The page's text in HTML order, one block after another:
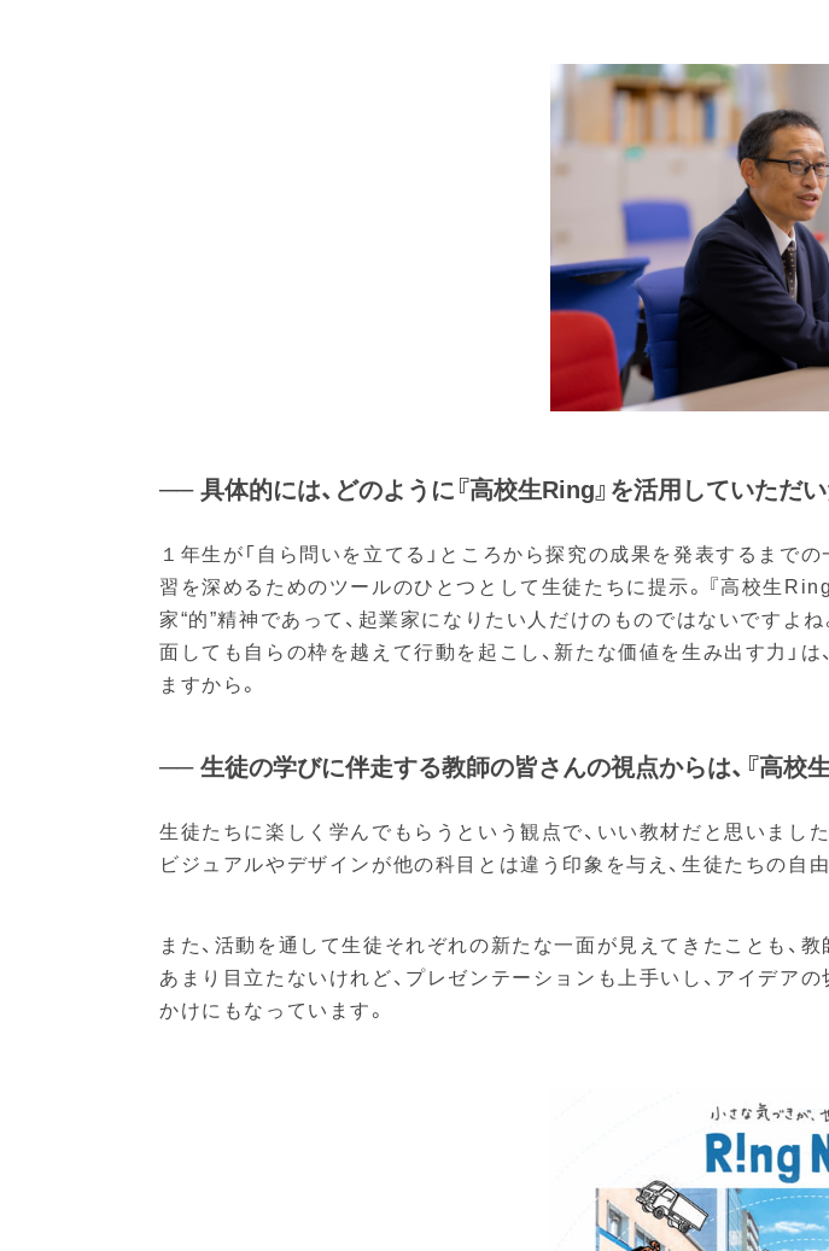
── 具体的には、どのように『高校生Ring』を活用していただい
１年生が「自ら問いを立てる」ところから探究の成果を発表するまで
習を深めるためのツールのひとつとして生徒たちに提示。『高校生
家“的”精神であって、起業家になりたい人だけのものではないですよ
面しても自らの枠を越えて行動を起こし、新たな価値を生み出す力」
ますから。
── 生徒の学びに伴走する教師の皆さんの視点からは、『高校
生徒たちに楽しく学んでもらうという観点で、いい教材だと思いまし
ビジュアルやデザインが他の科目とは違う印象を与え、生徒たちの自
また、活動を通して生徒それぞれの新たな一面が見えてきたことも、
あまり目立たないけれど、プレゼンテーションも上手いし、アイデア
かけにもなっています。